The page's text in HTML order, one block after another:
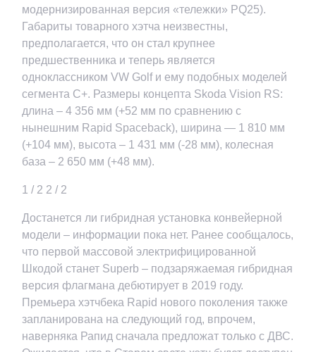
модернизированная версия «тележки» PQ25).
Габариты товарного хэтча неизвестны,
предполагается, что он стал крупнее
предшественника и теперь является
одноклассником VW Golf и ему подобных моделей
сегмента С+. Размеры концепта Skoda Vision RS:
длина – 4 356 мм (+52 мм по сравнению с
нынешним Rapid Spaceback), ширина — 1 810 мм
(+104 мм), высота – 1 431 мм (-28 мм), колесная
база – 2 650 мм (+48 мм).
1 / 2 2 / 2
Достанется ли гибридная установка конвейерной
модели – информации пока нет. Ранее сообщалось,
что первой массовой электрифицированной
Шкодой станет Superb – подзаряжаемая гибридная
версия флагмана дебютирует в 2019 году.
Премьера хэтчбека Rapid нового поколения также
запланирована на следующий год, впрочем,
наверняка Рапид сначала предложат только с ДВС.